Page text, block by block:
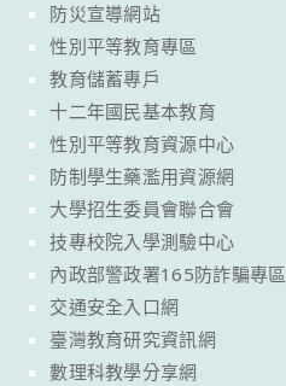
防災宣導網站
性別平等教育專區
教育儲蓄專戶
十二年國民基本教育
性別平等教育資源中心
防制學生藥濫用資源網
大學招生委員會聯合會
技專校院入學測驗中心
內政部警政署165防詐騙專區
交通安全入口網
臺灣教育研究資訊網
數理科教學分享網